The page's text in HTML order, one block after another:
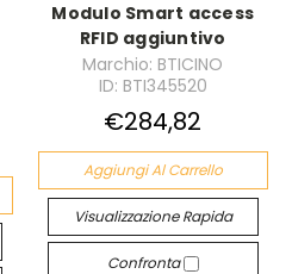
Modulo Smart access
RFID aggiuntivo
Marchio: BTICINO
ID: BTI345520
€284,82
Aggiungi Al Carrello
Visualizzazione Rapida
Confronta